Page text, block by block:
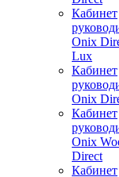
Кабинет
Onix
Lux
Кабинет
Onix
Кабинет
Onix
Direct
Кабинет